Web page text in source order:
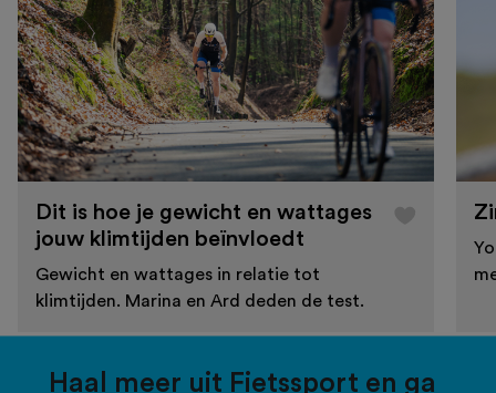
Dit is hoe je gewicht en wattages
jouw klimtijden beïnvloedt
Gewicht en wattages in relatie tot
klimtijden. Marina en Ard deden de test.
Haal meer uit Fietssport en ga